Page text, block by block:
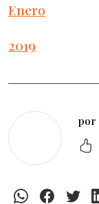
Enero
2019
por